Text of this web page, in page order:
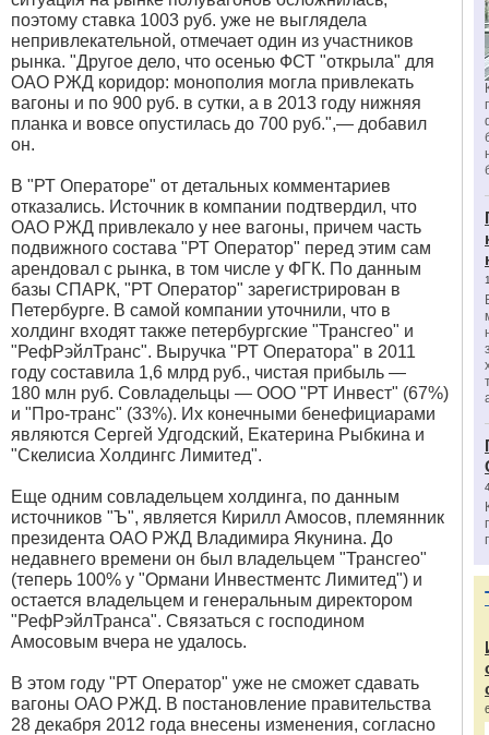
поэтому ставка 1003 руб. уже не выглядела
непривлекательной, отмечает один из участников
рынка. "Другое дело, что осенью ФСТ "открыла" для
ОАО РЖД коридор: монополия могла привлекать
вагоны и по 900 руб. в сутки, а в 2013 году нижняя
планка и вовсе опустилась до 700 руб.",— добавил
он.
В "РТ Операторе" от детальных комментариев
отказались. Источник в компании подтвердил, что
ОАО РЖД привлекало у нее вагоны, причем часть
подвижного состава "РТ Оператор" перед этим сам
арендовал с рынка, в том числе у ФГК. По данным
базы СПАРК, "РТ Оператор" зарегистрирован в
Петербурге. В самой компании уточнили, что в
холдинг входят также петербургские "Трансгео" и
"РефРэйлТранс". Выручка "РТ Оператора" в 2011
году составила 1,6 млрд руб., чистая прибыль —
180 млн руб. Совладельцы — ООО "РТ Инвест" (67%)
и "Про-транс" (33%). Их конечными бенефициарами
являются Сергей Удгодский, Екатерина Рыбкина и
"Скелисиа Холдингс Лимитед".
Еще одним совладельцем холдинга, по данным
источников "Ъ", является Кирилл Амосов, племянник
президента ОАО РЖД Владимира Якунина. До
недавнего времени он был владельцем "Трансгео"
(теперь 100% у "Ормани Инвестментс Лимитед") и
остается владельцем и генеральным директором
"РефРэйлТранса". Связаться с господином
Амосовым вчера не удалось.
В этом году "РТ Оператор" уже не сможет сдавать
вагоны ОАО РЖД. В постановление правительства
28 декабря 2012 года внесены изменения, согласно